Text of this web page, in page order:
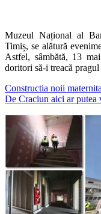
Muzeul Național al
Timiș, se alătură
Astfel, sâmbătă, 13
doritori să-i treacă
Constructia noii
De Craciun aici ar